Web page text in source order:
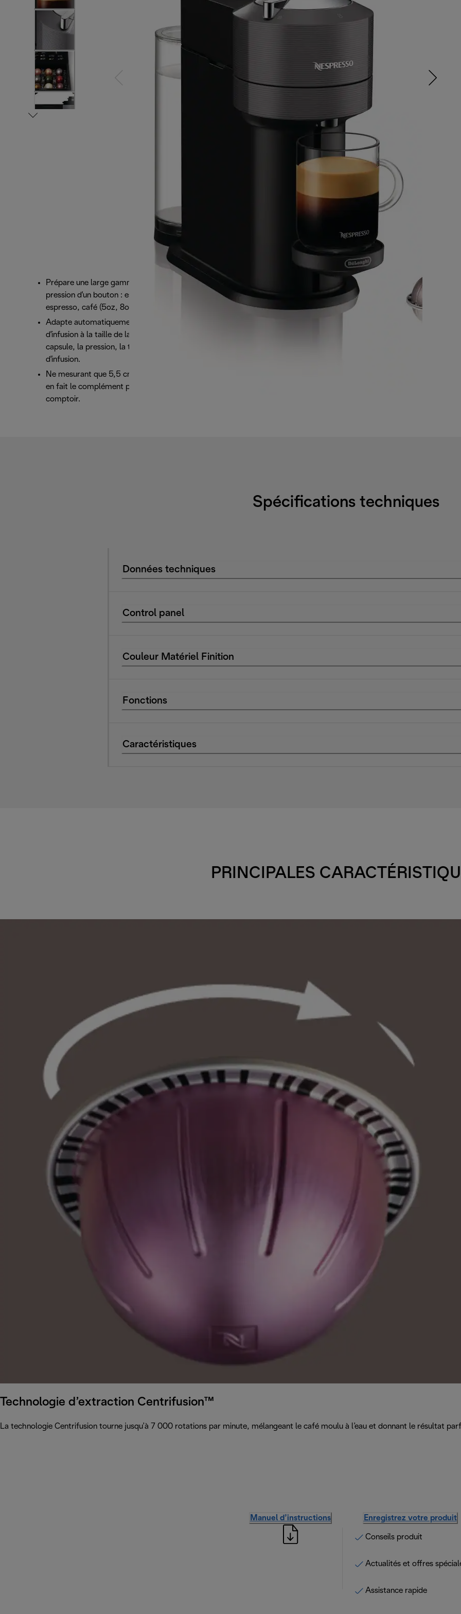
Prépare une large gamme de cafés par simple
pression d'un bouton : espresso, double
espresso, café (5oz, 8oz, 14oz), carafe (18oz).
Adapte automatiquement les paramètres
d'infusion à la taille de la tasse de chaque
capsule, la pression, la température et le temps
d'infusion.
Ne mesurant que 5,5 cm de large, son design fin
en fait le complément parfait de toute cuisine ou
comptoir.
Spécifications techniques
Données techniques
Control panel
Couleur Matériel Finition
Fonctions
Caractéristiques
PRINCIPALES
Technologie d’extraction Centrifusion™
La technologie Centrifusion tourne jusqu’à 7 000 rotations par minute, mélangeant le café moulu à l’eau et donnant le résultat
Manuel d’instructions Enregistrez votre produit
Conseils produit
Actualités et offres
Assistance rapide